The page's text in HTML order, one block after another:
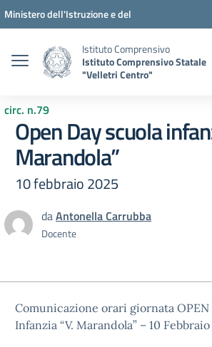
Vai ai contenuti
Vai al menu di navigazione
Vai al footer
Ministero dell'Istruzione e del
Istituto Comprensivo
Istituto Comprensivo Statale
"Velletri Centro"
circ. n.79
Open Day scuola
Marandola”
10 febbraio 2025
daAntonella Carrubba
Docente
Comunicazione orari giornata OPEN
Infanzia “V. Marandola” – 10